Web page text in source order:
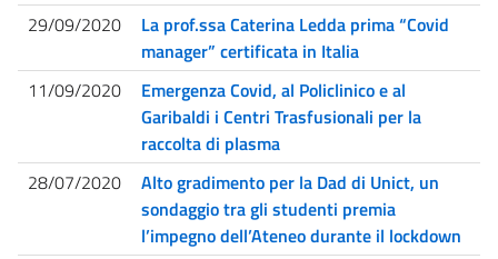
29/09/2020
La prof.ssa Caterina Ledda prima “Covid
manager” certificata in Italia
11/09/2020
Emergenza Covid, al Policlinico e al
Garibaldi i Centri Trasfusionali per la
raccolta di plasma
28/07/2020
Alto gradimento per la Dad di Unict, un
sondaggio tra gli studenti premia
l’impegno dell’Ateneo durante il lockdown